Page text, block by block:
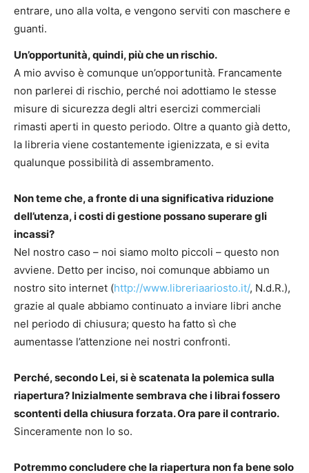
entrare, uno alla volta, e vengono serviti con maschere e
guanti.
Un’opportunità, quindi, più che un rischio.
A mio avviso è comunque un’opportunità. Francamente
non parlerei di rischio, perché noi adottiamo le stesse
misure di sicurezza degli altri esercizi commerciali
rimasti aperti in questo periodo. Oltre a quanto già detto,
la libreria viene costantemente igienizzata, e si evita
qualunque possibilità di assembramento.
Non teme che, a fronte di una significativa riduzione
dell’utenza, i costi di gestione possano superare gli
incassi?
Nel nostro caso – noi siamo molto piccoli – questo non
avviene. Detto per inciso, noi comunque abbiamo un
nostro sito internet (http://www.libreriaariosto.it/, N.d.R.),
grazie al quale abbiamo continuato a inviare libri anche
nel periodo di chiusura; questo ha fatto sì che
aumentasse l’attenzione nei nostri confronti.
Perché, secondo Lei, si è scatenata la polemica sulla
riapertura? Inizialmente sembrava che i librai fossero
scontenti della chiusura forzata. Ora pare il contrario.
Sinceramente non lo so.
Potremmo concludere che la riapertura non fa bene solo